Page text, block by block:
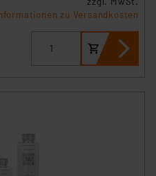
der einzelnen
ist durch Klick auf
abrufbar. Sie
notwendiger Cookies
teilweise zustimmen. Ihre
oder widerrufen.
Abrufung und
zur Auswertung und
können dazu
zu Versandkosten